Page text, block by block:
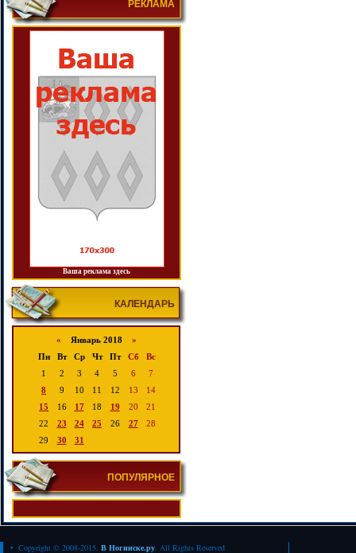
РЕКЛАМА
Ваша реклама здесь
КАЛЕНДАРЬ
« Январь 2018 »
Пн
Вт Ср Чт Пт Сб
Вс
1
2 3 4 5 6
7
8
9 10 11 12 13
14
15
16 17 18 19 20
21
22
23 24 25 26 27
28
29
30 31
ПОПУЛЯРНОЕ
• Copyright © 2008-2015. В Ногинске.ру. All Rights Reserved